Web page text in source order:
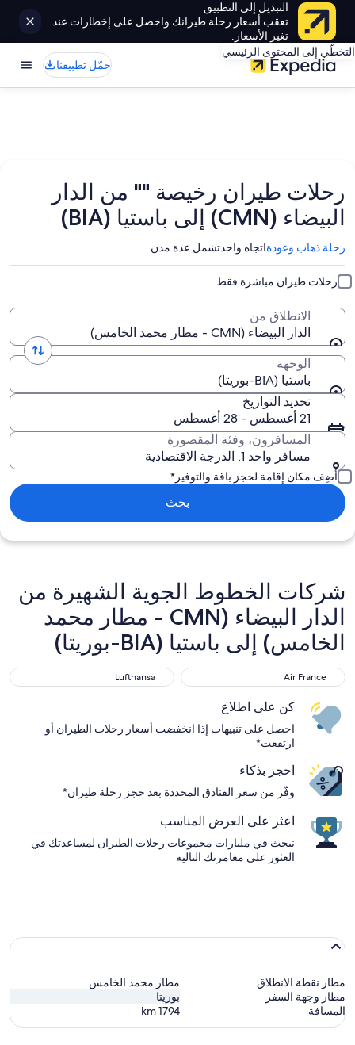
التبديل إلى التطبيق
تعقب أسعار رحلة طيرانك واحصل على إخطارات عند
تغير الأسعار.
التخطّي إلى المحتوى الرئيسي
حمّل تطبيقنا
رحلات طيران رخيصة "" من الدار
البيضاء (CMN) إلى باستيا (BIA)
رحلة ذهاب وعودةاتجاه واحدتشمل عدة مدن
رحلات طيران مباشرة فقط
الانطلاق من
الدار البيضاء (CMN - مطار محمد الخامس)
الوجهة
باستيا (BIA-بوريتا)
تحديد التواريخ
21 أغسطس - 28 أغسطس
المسافرون، وفئة المقصورة
مسافر واحد 1, الدرجة الاقتصادية
أضِف مكان إقامة لحجز باقة والتوفير*
بحث
شركات الخطوط الجوية الشهيرة من
الدار البيضاء (CMN - مطار محمد
الخامس) إلى باستيا (BIA-بوريتا)
Air France
Air France
Lufthansa
Lufthansa
كن على اطلاع
احصل على تنبيهات إذا انخفضت أسعار رحلات الطيران أو
ارتفعت*
احجز بذكاء
وفّر من سعر الفنادق المحددة بعد حجز رحلة طيران*
اعثر على العرض المناسب
نبحث في مليارات مجموعات رحلات الطيران لمساعدتك في
العثور على مغامرتك التالية
مطار نقطة الانطلاق
مطار محمد الخامس
مطار وجهة السفر
بوريتا
المسافة
1794
km